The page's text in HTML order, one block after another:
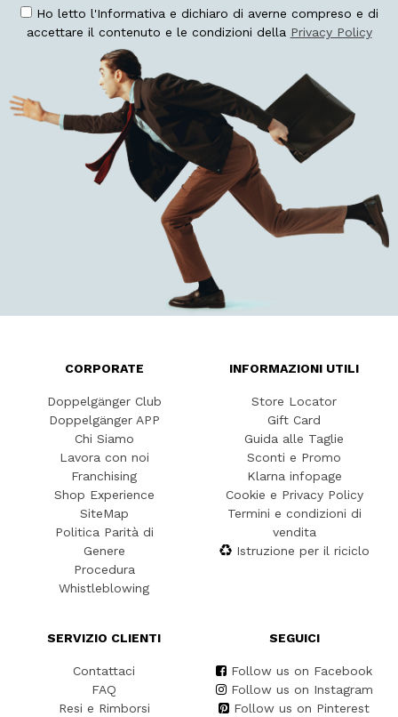
Ho letto l'Informativa e dichiaro di averne compreso e di
accettare il contenuto e le condizioni della Privacy Policy
CORPORATE
Doppelgänger Club
Doppelgänger APP
Chi Siamo
Lavora con noi
Franchising
Shop Experience
SiteMap
Politica Parità di
Genere
Procedura
Whistleblowing
INFORMAZIONI UTILI
Store Locator
Gift Card
Guida alle Taglie
Sconti e Promo
Klarna infopage
Cookie e Privacy Policy
Termini e condizioni di
vendita
Istruzione per il riciclo
SERVIZIO CLIENTI
Contattaci
FAQ
Resi e Rimborsi
SEGUICI
Follow us on Facebook
Follow us on Instagram
Follow us on Pinterest